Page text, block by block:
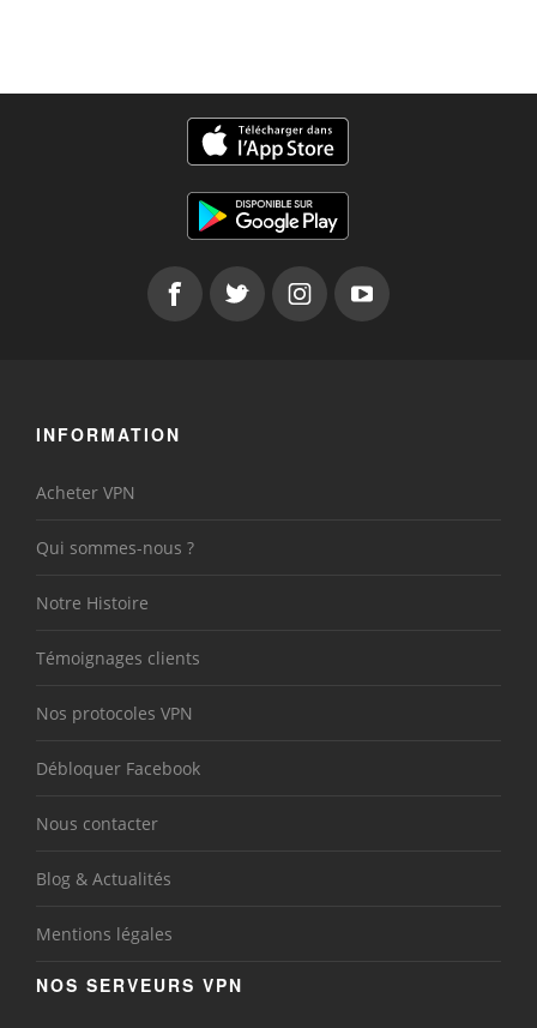
INFORMATION
Acheter VPN
Qui sommes-nous ?
Notre Histoire
Témoignages clients
Nos protocoles VPN
Débloquer Facebook
Nous contacter
Blog & Actualités
Mentions légales
NOS SERVEURS VPN